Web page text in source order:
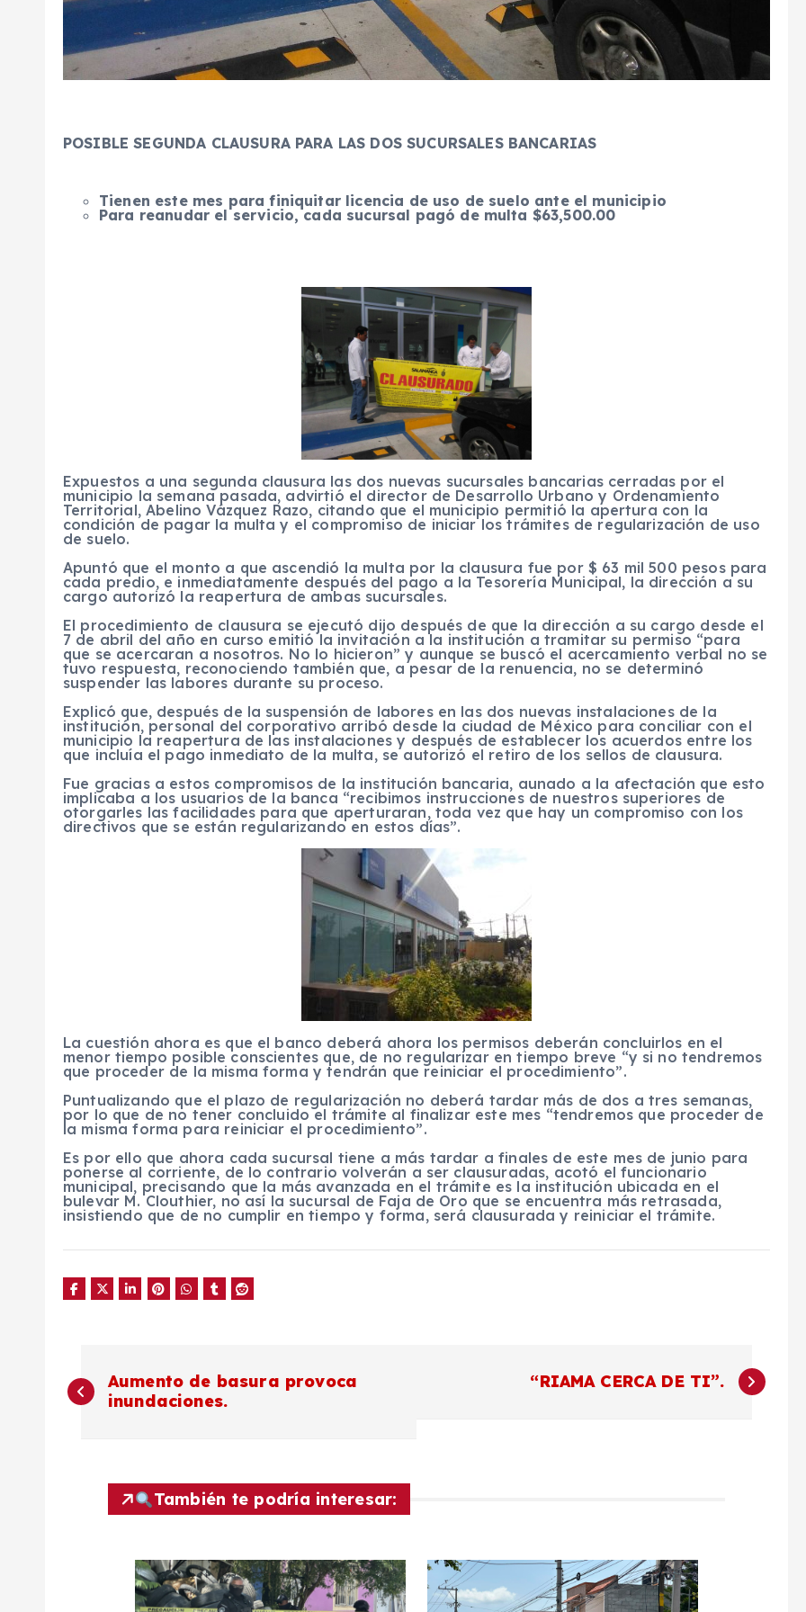
POSIBLE SEGUNDA CLAUSURA PARA LAS DOS SUCURSALES BANCARIAS
Tienen este mes para finiquitar licencia de uso de suelo ante el municipio
Para reanudar el servicio, cada sucursal pagó de multa $63,500.00
Expuestos a una segunda clausura las dos nuevas sucursales bancarias cerradas por el
municipio la semana pasada, advirtió el director de Desarrollo Urbano y Ordenamiento
Territorial, Abelino Vázquez Razo, citando que el municipio permitió la apertura con la
condición de pagar la multa y el compromiso de iniciar los trámites de regularización de uso
de suelo.
Apuntó que el monto a que ascendió la multa por la clausura fue por $ 63 mil 500 pesos para
cada predio, e inmediatamente después del pago a la Tesorería Municipal, la dirección a su
cargo autorizó la reapertura de ambas sucursales.
El procedimiento de clausura se ejecutó dijo después de que la dirección a su cargo desde el
7 de abril del año en curso emitió la invitación a la institución a tramitar su permiso “para
que se acercaran a nosotros. No lo hicieron” y aunque se buscó el acercamiento verbal no se
tuvo respuesta, reconociendo también que, a pesar de la renuencia, no se determinó
suspender las labores durante su proceso.
Explicó que, después de la suspensión de labores en las dos nuevas instalaciones de la
institución, personal del corporativo arribó desde la ciudad de México para conciliar con el
municipio la reapertura de las instalaciones y después de establecer los acuerdos entre los
que incluía el pago inmediato de la multa, se autorizó el retiro de los sellos de clausura.
Fue gracias a estos compromisos de la institución bancaria, aunado a la afectación que esto
implicaba a los usuarios de la banca “recibimos instrucciones de nuestros superiores de
otorgarles las facilidades para que aperturaran, toda vez que hay un compromiso con los
directivos que se están regularizando en estos días”.
La cuestión ahora es que el banco deberá ahora los permisos deberán concluirlos en el
menor tiempo posible conscientes que, de no regularizar en tiempo breve “y si no tendremos
que proceder de la misma forma y tendrán que reiniciar el procedimiento”.
Puntualizando que el plazo de regularización no deberá tardar más de dos a tres semanas,
por lo que de no tener concluido el trámite al finalizar este mes “tendremos que proceder de
la misma forma para reiniciar el procedimiento”.
Es por ello que ahora cada sucursal tiene a más tardar a finales de este mes de junio para
ponerse al corriente, de lo contrario volverán a ser clausuradas, acotó el funcionario
municipal, precisando que la más avanzada en el trámite es la institución ubicada en el
bulevar M. Clouthier, no así la sucursal de Faja de Oro que se encuentra más retrasada,
insistiendo que de no cumplir en tiempo y forma, será clausurada y reiniciar el trámite.
N
a
Aumento de basura provoca
inundaciones.
“RIAMA CERCA DE TI”.
También te podría interesar: